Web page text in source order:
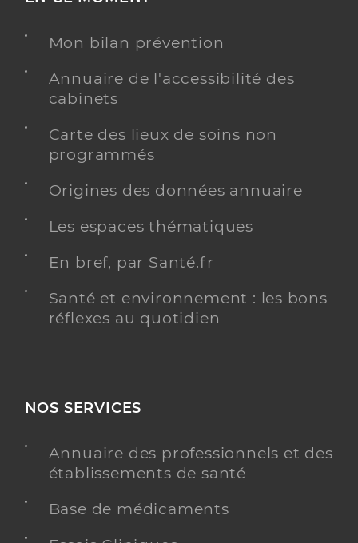
Mon bilan prévention
Annuaire de l'accessibilité des
cabinets
Carte des lieux de soins non
programmés
Origines des données annuaire
Les espaces thématiques
En bref, par Santé.fr
Santé et environnement : les bons
réflexes au quotidien
NOS SERVICES
Annuaire des professionnels et des
établissements de santé
Base de médicaments